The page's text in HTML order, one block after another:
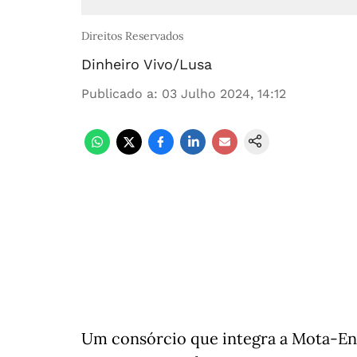
Direitos Reservados
Dinheiro Vivo/Lusa
Publicado a: 03 Julho 2024, 14:12
Um consórcio que integra a Mota-